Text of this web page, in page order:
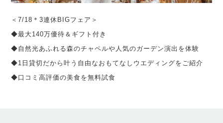
＜7/18＊3連休BIGフェア＞
◆最大140万優待＆ギフト付き
◆自然光あふれる森のチャペルや人気のガーデン演出を体験
◆1日貸切だから叶う自由なおもてなしウエディングをご紹介
◆口コミ高評価の美食を無料試食